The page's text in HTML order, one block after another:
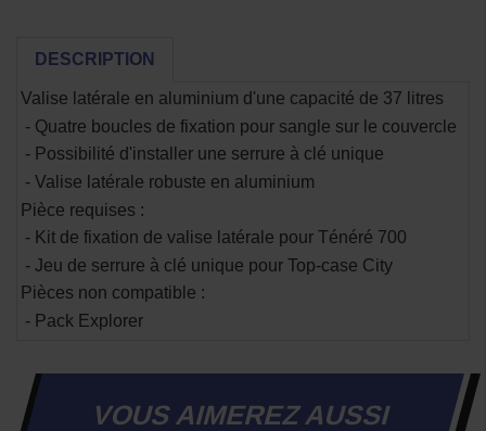
DESCRIPTION
Valise latérale en aluminium d'une capacité de 37 litres
- Quatre boucles de fixation pour sangle sur le couvercle
- Possibilité d'installer une serrure à clé unique
- Valise latérale robuste en aluminium
Pièce requises :
- Kit de fixation de valise latérale pour Ténéré 700
- Jeu de serrure à clé unique pour Top-case City
Pièces non compatible :
- Pack Explorer
VOUS AIMEREZ AUSSI